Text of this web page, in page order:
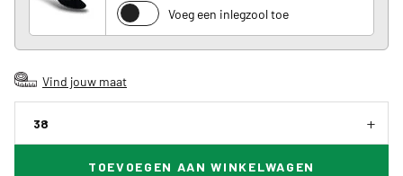
Voeg een inlegzool toe
Vind jouw maat
38
TOEVOEGEN AAN WINKELWAGEN